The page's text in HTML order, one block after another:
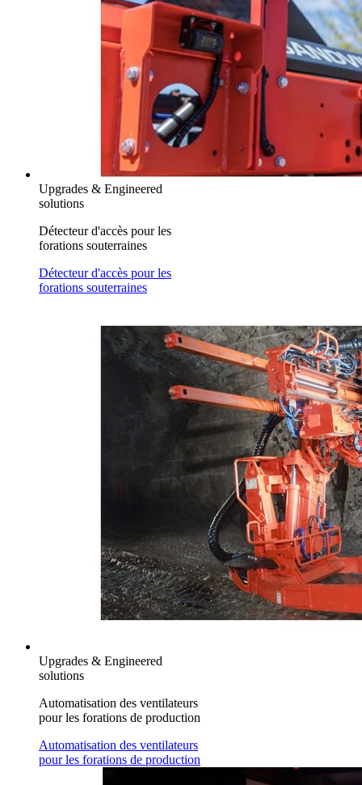
Upgrades & Engineered
solutions
Détecteur d'accès pour les
forations souterraines
Détecteur d'accès pour les
forations souterraines
Upgrades & Engineered
solutions
Automatisation des ventilateurs
pour les forations de production
Automatisation des ventilateurs
pour les forations de production